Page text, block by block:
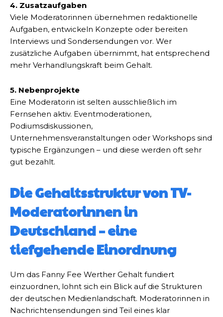
4. Zusatzaufgaben
Viele Moderatorinnen übernehmen redaktionelle
Aufgaben, entwickeln Konzepte oder bereiten
Interviews und Sondersendungen vor. Wer
zusätzliche Aufgaben übernimmt, hat entsprechend
mehr Verhandlungskraft beim Gehalt.
5. Nebenprojekte
Eine Moderatorin ist selten ausschließlich im
Fernsehen aktiv. Eventmoderationen,
Podiumsdiskussionen,
Unternehmensveranstaltungen oder Workshops sind
typische Ergänzungen – und diese werden oft sehr
gut bezahlt.
Die Gehaltsstruktur von TV-
Moderatorinnen in
Deutschland – eine
tiefgehende Einordnung
Um das Fanny Fee Werther Gehalt fundiert
einzuordnen, lohnt sich ein Blick auf die Strukturen
der deutschen Medienlandschaft. Moderatorinnen in
Nachrichtensendungen sind Teil eines klar